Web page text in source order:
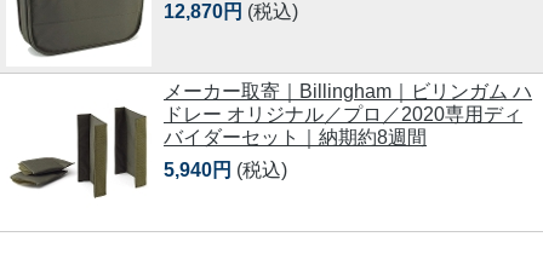
12,870円 (税込)
メーカー取寄｜Billingham｜ビリンガム ハ
ドレー オリジナル／プロ／2020専用ディ
バイダーセット｜納期約8週間
5,940円 (税込)